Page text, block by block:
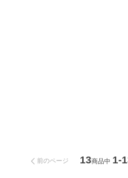
前のページ 13商品中 1-